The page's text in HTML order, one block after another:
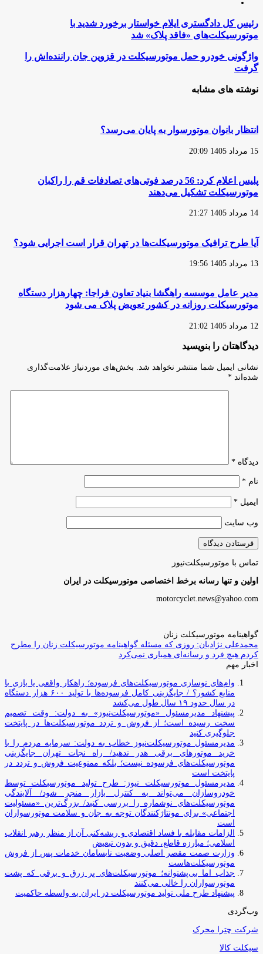
رئیس
کل
دادگستری
ایلام
خواستار
برخورد
با
شد
رئیس کل دادگستری ایلام خواستار برخورد شدید با
موتورسیکلت‌های «فاقد پلاک» شد
واژگونی
خودرو
حمل
موتورسیکلت
در
راننده‌اش
را
واژگونی خودرو حمل موتورسیکلت در قزوین جان راننده‌اش را
گرفت
نوشته های مشابه
انتظار بانوان موتورسوار به پایان می‌رسد؟
15 مرداد 1405 20:09
پلیس اعلام کرد: 56 درصد فوتی‌های تصادفات قم را راکبان
موتورسیکلت تشکیل می‌دهند
14 مرداد 1405 21:27
آیا طرح ترافیک موتورسیکلت‌ها در تهران قرار است اجرایی شود؟
13 مرداد 1405 19:56
مدیر عامل موسسه راهگشا بنیاد تعاون فراجا: چهارهزار دستگاه
موتورسیکلت روزانه در کشور تعویض پلاک می شود
12 مرداد 1405 21:02
دیدگاهتان را بنویسید
نشانی ایمیل شما منتشر نخواهد شد.
بخش‌های موردنیاز علامت‌گذاری
شده‌اند *
دیدگاه *
نام *
ایمیل *
وب‌ سایت
تماس با موتورسیکلت‌نیوز
اولین و تنها رسانه برخط اختصاصی موتورسیکلت در ایران
motorcyclet.news@yahoo.com
گواهینامه موتورسیکلت زنان
محمدعلی نژادیان: روزی که مسئله گواهینامه موتورسیکلت زنان را مطرح
کردم هیچ فرد و رسانه‌ای همیاری نمی‌کرد
اخبار مهم
وام‌های نوسازی موتورسیکلت‌های فرسوده؛ راهکار واقعی یا بازی با
منابع کشور؟ / جایگزینی کامل فرسوده‌ها با تولید ۶۰۰ هزار دستگاه
در سال حدود ۱۹ سال طول می‌کشد
پیشنهاد مدیرمسئول «موتورسیکلت‌نیوز» به دولت: وقت تصمیم
سخت رسیده است؛ از فروش و تردد موتورسیکلت‌ها در پایتخت
جلوگیری کنید
مدیرمسئول موتورسیکلت‌نیوز خطاب به دولت: سرمایه مردم را با
خرید موتورهای برقی هدر ندهید/ راه نجات تهران جایگزینی
موتورسیکلت‌های فرسوده نیست؛ بلکه ممنوعیت فروش و تردد در
پایتخت است
مدیرمسئول موتورسیکلت نیوز: طرح تولید موتورسیکلت توسط
خودروسازان می‌تواند به کنترل بازار منجر شود/ آلایندگی
موتورسیکلت‌های نوشماره را بررسی کنید/ بزرگ‌ترین «مسئولیت
اجتماعی» برای مونتاژکنندگان توجه به جان و سلامت موتورسواران
است
الزامات مقابله با فساد اقتصادی و ریشه‌کنی آن از منظر رهبر انقلاب
اسلامی؛ مبارزه قاطع، دقیق و بدون تبعیض
وزارت صمت مقصر اصلی وضعیت نابسامان خدمات پس از فروش
موتورسیکلت‌هاست
جذاب اما بی‌پشتوانه؛ موتورسیکلت‌های پر زرق‌ و برقی که پشت
موتورسواران را خالی می‌کنند
پیشنهاد طرح ملی تولید موتورسیکلت در ایران به واسطه حاکمیت
وب‌گردی
شرکت چترا محرک
سیکلت کالا